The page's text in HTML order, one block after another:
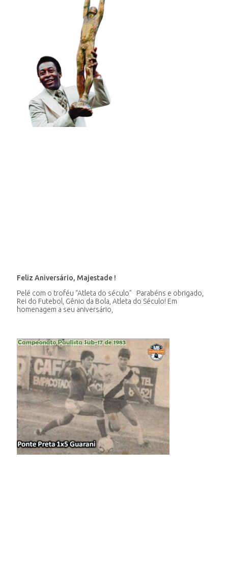
Feliz Aniversário, Majestade !
Pelé com o troféu “Atleta do século” Parabéns e obrigado,
Rei do Futebol, Gênio da Bola, Atleta do Século! Em
homenagem a seu aniversário,